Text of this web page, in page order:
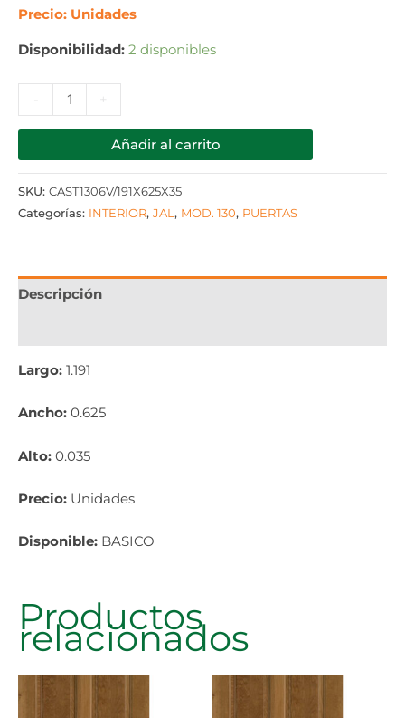
Precio: Unidades
Disponibilidad: 2 disponibles
+
Añadir al carrito
SKU: CAST1306V/191X625X35
Categorías: INTERIOR, JAL , MOD. 130, PUERTAS
Descripción
Largo: 1.191
Ancho: 0.625
Alto: 0.035
Precio: Unidades
Disponible: BASICO
Productos
relacionados